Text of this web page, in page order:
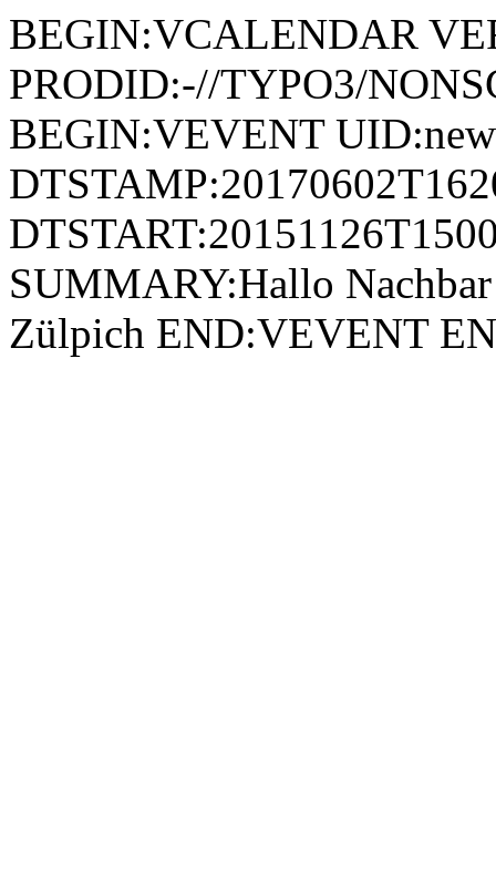
BEGIN:VCALENDAR
PRODID:-//TYPO3/
BEGIN:VEVENT
SUMMARY:Hallo
Zülpich END:VEVENT